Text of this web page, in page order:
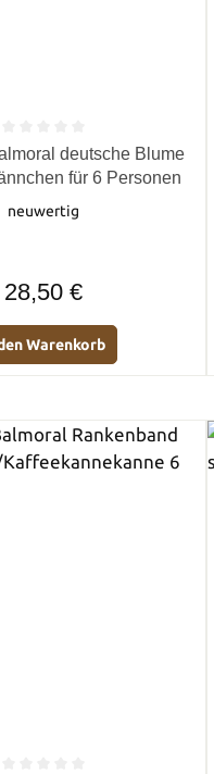
Bewertung von 0
deutsche Blume
für 6 Personen
neuwertig
28,50 €
Warenkorb